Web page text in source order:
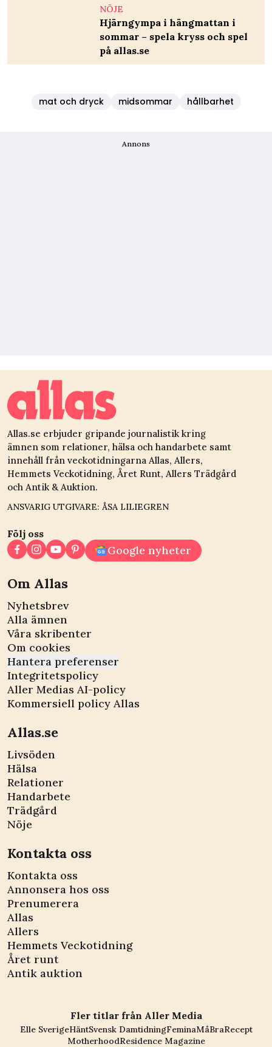
NÖJE
Hjärngympa i hängmattan i
sommar – spela kryss och spel
på allas.se
mat och dryck midsommar hållbarhet
Annons
Allas.se erbjuder gripande journalistik kring
ämnen som relationer, hälsa och handarbete samt
innehåll från veckotidningarna Allas, Allers,
Hemmets Veckotidning, Året Runt, Allers Trädgård
och Antik & Auktion.
ANSVARIG UTGIVARE: ÅSA LILIEGREN
Följ oss
Google nyheter
Om Allas
Nyhetsbrev
Alla ämnen
Våra skribenter
Om cookies
Hantera preferenser
Integritetspolicy
Aller Medias AI-policy
Kommersiell policy Allas
Allas.se
Livsöden
Hälsa
Relationer
Handarbete
Trädgård
Nöje
Kontakta oss
Kontakta oss
Annonsera hos oss
Prenumerera
Allas
Allers
Hemmets Veckotidning
Året runt
Antik auktion
Fler titlar från Aller Media
Elle SverigeHäntSvensk DamtidningFeminaMåBraRecept
MotherhoodResidence Magazine